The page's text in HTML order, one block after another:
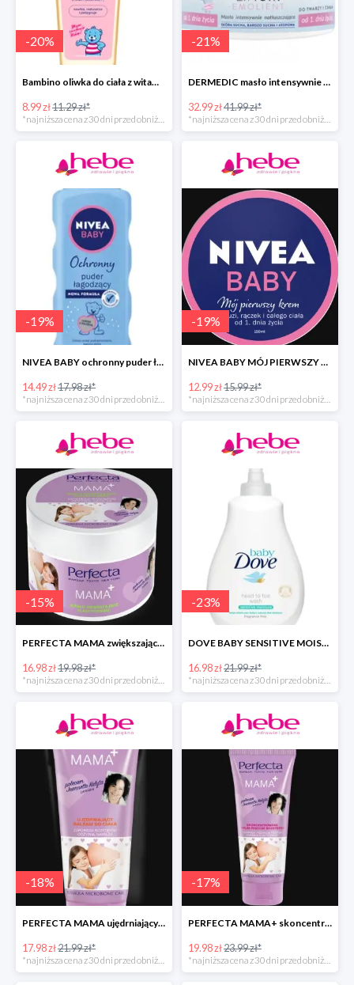
-20%
Bambino oliwka do ciała z witaminą F
8.99 zł11.29 zł*
-21%
DERMEDIC masło intensywnie natłuszczające do twarzy i ciała
32.99 zł41.99 zł*
-19%
NIVEA BABY ochronny puder łagodzący dla dzieci
14.49 zł17.98 zł*
*najniższa cena z 30 dni przed obniżką
-19%
NIVEA BABY MÓJ PIERWSZY KREM
12.99 zł15.99 zł*
*najniższa cena z 30 dni przed obniżką
-15%
PERFECTA MAMA zwiększające elastyczność skóry masło do ciała
16.98 zł19.98 zł*
-23%
DOVE BABY SENSITIVE MOISTURE emulsja do mycia ciała i włosów
16.98 zł21.99 zł*
-18%
PERFECTA MAMA ujędrniający balsam do ciała
17.98 zł21.99 zł*
*najniższa cena z 30 dni przed obniżką
-17%
PERFECTA MAMA+ skoncentrowane serum przeciw rozstępom
19.98 zł23.99 zł*
*najniższa cena z 30 dni przed obniżką